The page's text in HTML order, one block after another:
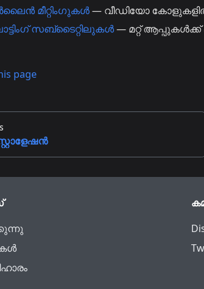
മീറ്റിംഗുകൾ— വീഡിയോ
സബ്‌ടൈറ്റിലുകൾ— മറ്റ്
page